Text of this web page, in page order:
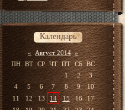
Календарь
« Август 2014 »
ПН ВТ СР ЧТ ПТ СБ ВС
1
2
3
4
5 6 7 8 9
10
11
12 13 14 15 16
17